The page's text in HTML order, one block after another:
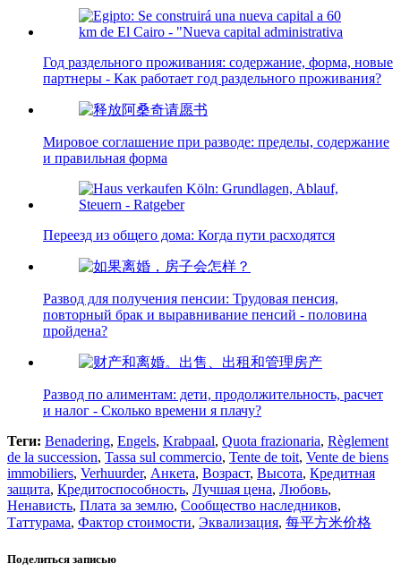
Год раздельного проживания: содержание, форма, новые
партнеры - Как работает год раздельного проживания?
Мировое соглашение при разводе: пределы, содержание
и правильная форма
Переезд из общего дома: Когда пути расходятся
Развод для получения пенсии: Трудовая пенсия,
повторный брак и выравнивание пенсий - половина
пройдена?
Развод по алиментам: дети, продолжительность, расчет
и налог - Сколько времени я плачу?
Теги: Benadering, Engels, Krabpaal, Quota frazionaria, Règlement
de la succession, Tassa sul commercio, Tente de toit, Vente de biens
immobiliers, Verhuurder, Анкета, Возраст, Высота, Кредитная
защита, Кредитоспособность, Лучшая цена, Любовь,
Ненависть, Плата за землю, Сообщество наследников,
Таттурама, Фактор стоимости, Эквализация, 每平方米价格
Поделиться записью